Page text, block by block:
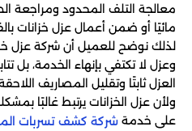
معالجة التلف المحدود ومراجعة
مائيًا أو ضمن أعمال عزل خزانات
لذلك نوضح للعميل أن شركة عزل
وعزل لا تكتفي بإنهاء الخدمة، بل
العزل ثابتًا وتقليل المصاريف
ولأن عزل الخزانات يرتبط غالبًا
على خدمة شركة كشف تسربات